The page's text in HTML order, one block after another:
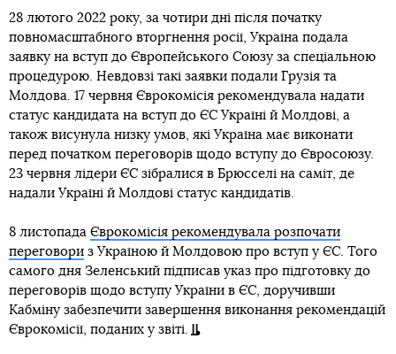
28 лютого 2022 року, за чотири дні після початку
повномасштабного вторгнення росії, Україна подала
заявку на вступ до Європейського Союзу за спеціальною
процедурою. Невдовзі такі заявки подали Грузія та
Молдова. 17 червня Єврокомісія рекомендувала надати
статус кандидата на вступ до ЄС Україні й Молдові, а
також висунула низку умов, які Україна має виконати
перед початком переговорів щодо вступу до Євросоюзу.
23 червня лідери ЄС зібралися в Брюсселі на саміт, де
надали Україні й Молдові статус кандидатів.
8 листопада Єврокомісія рекомендувала розпочати
переговори з Україною й Молдовою про вступ у ЄС. Того
самого дня Зеленський підписав указ про підготовку до
переговорів щодо вступу України в ЄС, доручивши
Кабміну забезпечити завершення виконання рекомендацій
Єврокомісії, поданих у звіті.